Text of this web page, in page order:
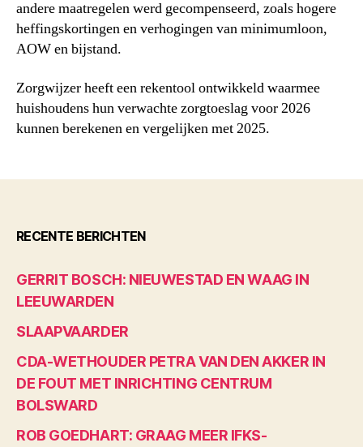
andere maatregelen werd gecompenseerd, zoals hogere
heffingskortingen en verhogingen van minimumloon,
AOW en bijstand.
Zorgwijzer heeft een rekentool ontwikkeld waarmee
huishoudens hun verwachte zorgtoeslag voor 2026
kunnen berekenen en vergelijken met 2025.
RECENTE BERICHTEN
GERRIT BOSCH: NIEUWESTAD EN WAAG IN
LEEUWARDEN
SLAAPVAARDER
CDA-WETHOUDER PETRA VAN DEN AKKER IN
DE FOUT MET INRICHTING CENTRUM
BOLSWARD
ROB GOEDHART: GRAAG MEER IFKS-